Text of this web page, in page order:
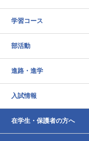
学習コース
部活動
進路・進学
入試情報
在学生・保護者の方へ